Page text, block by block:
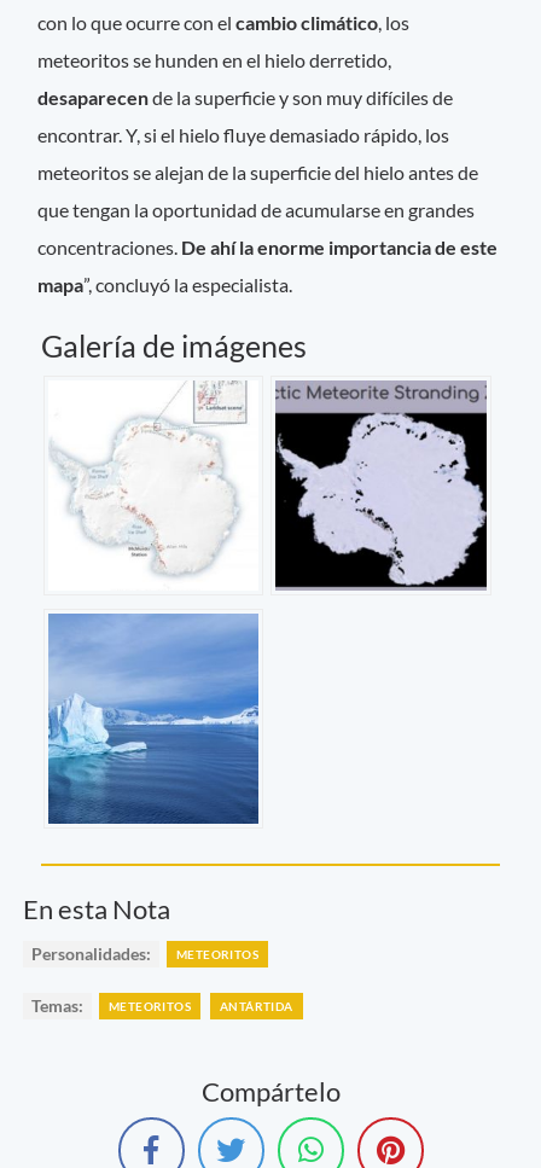
con lo que ocurre con elcambio climático, los
meteoritos se hunden en el hielo derretido,
desaparecende la superficie y son muy difíciles de
encontrar. Y, si el hielo fluye demasiado rápido, los
meteoritos se alejan de la superficie del hielo antes de
que tengan la oportunidad de acumularse en grandes
concentraciones. De ahí la enorme importancia de este
mapa”, concluyó la especialista.
Galería de imágenes
En esta Nota
Personalidades: METEORITOS
Temas: METEORITOS ANTÁRTIDA
Compártelo